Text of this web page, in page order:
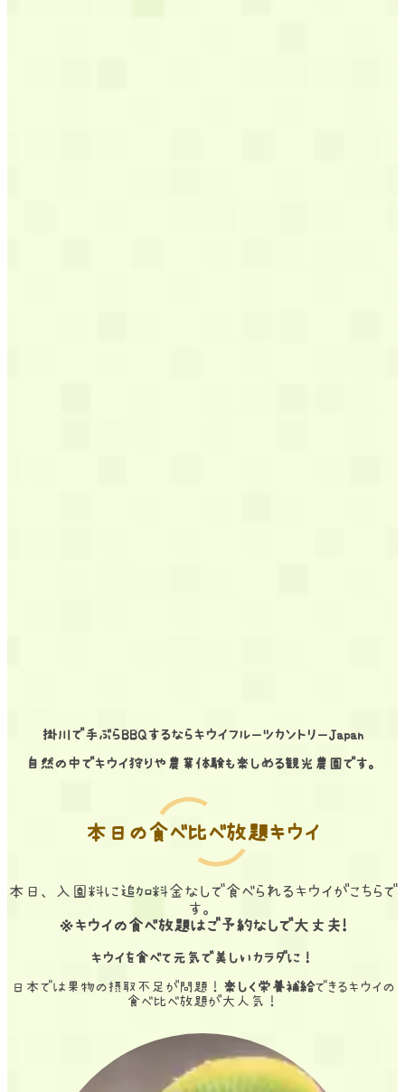
掛川で手ぶらBBQするならキウイフルーツカントリーJapan
自然の中でキウイ狩りや農業体験も楽しめる観光農園です。
本日の食べ比べ放題キウイ
本日、入園料に追加料金なしで食べられるキウイがこちらで
す。
※キウイの食べ放題はご予約なしで大丈夫!
キウイを食べて元気で美しいカラダに！
日本では果物の摂取不足が問題！ 楽しく栄養補給できるキウイの
食べ比べ放題が大人気！